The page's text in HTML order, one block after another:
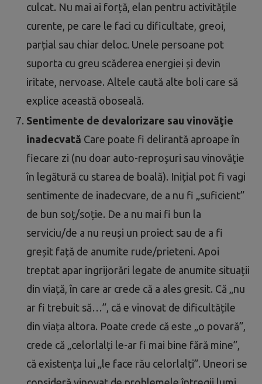
culcat. Nu mai ai forță, elan pentru activitățile
curente, pe care le faci cu dificultate, greoi,
parțial sau chiar deloc. Unele persoane pot
suporta cu greu scăderea energiei și devin
iritate, nervoase. Altele caută alte boli care să
explice această oboseală.
Sentimente de devalorizare sau vinovăţie
inadecvată Care poate fi delirantă aproape în
fiecare zi (nu doar auto-reproşuri sau vinovăţie
în legătură cu starea de boală). Inițial pot fi vagi
sentimente de inadecvare, de a nu fi „suficient”
de bun soț/soție. De a nu mai fi bun la
serviciu/de a nu reuși un proiect sau de a fi
greșit față de anumite rude/prieteni. Apoi
treptat apar ingrijorări legate de anumite situații
din viață, în care ar crede că a ales gresit. Că „nu
ar fi trebuit să…”, că e vinovat de dificultățile
din viața altora. Poate crede că este „o povară”,
crede că „celorlalți le-ar fi mai bine fără mine”,
că existența lui „le face rău celorlalți”. Uneori se